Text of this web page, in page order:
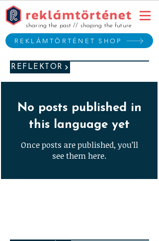
REKLÁMTÖRTÉNET SHOP
sharing the past // shaping the future
REFLEKTOR
No posts published in
this language yet
Once posts are published, you’ll
see them here.